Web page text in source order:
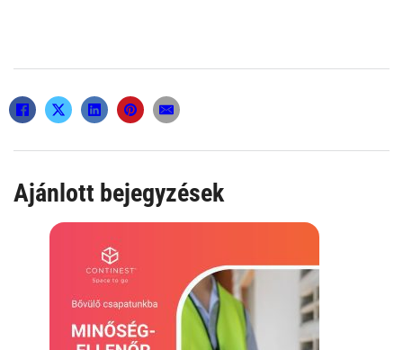
Ajánlott bejegyzések